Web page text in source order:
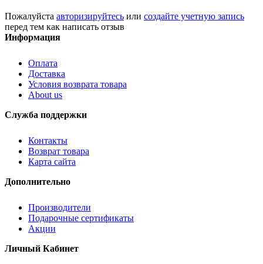
Пожалуйста авторизируйтесь или создайте учетную запись
перед тем как написать отзыв
Информация
Оплата
Доставка
Условия возврата товара
About us
Служба поддержки
Контакты
Возврат товара
Карта сайта
Дополнительно
Производители
Подарочные сертификаты
Акции
Личный Кабинет